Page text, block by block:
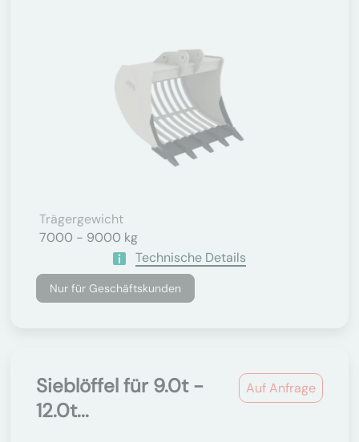
Trägergewicht
7000 - 9000 kg
Technische Details
Nur für Geschäftskunden
Auf Anfrage
Sieblöffel für 9.0t -
12.0t...